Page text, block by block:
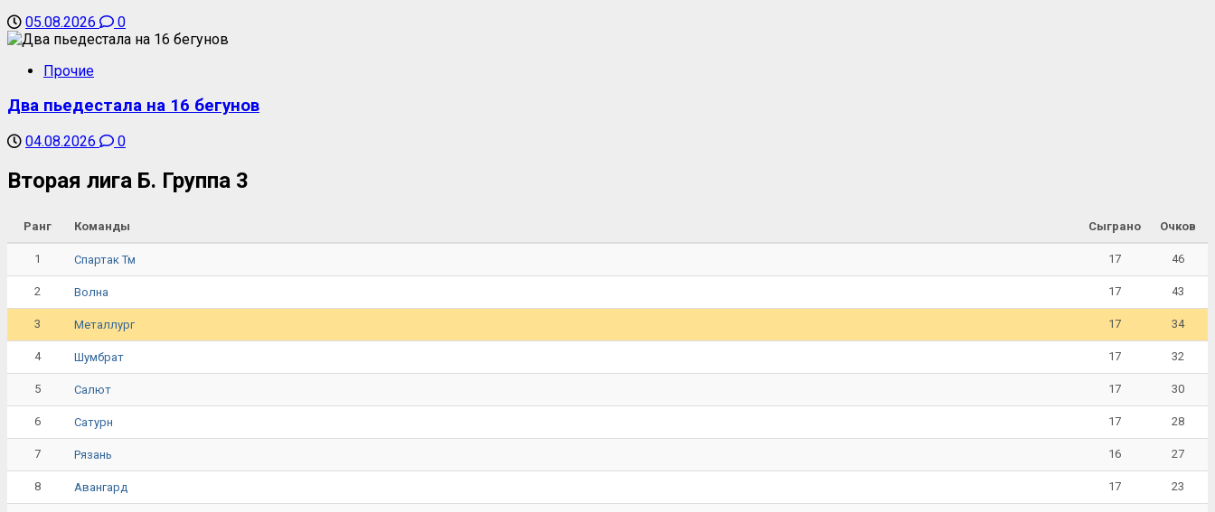
05.08.2026 0
Прочие
Два пьедестала на 16 бегунов
04.08.2026 0
Вторая лига Б. Группа 3
Ранг Команды Сыграно Очков
1 Спартак Тм 17 46
2 Волна 17 43
3 Металлург 17 34
4 Шумбрат 17 32
5 Салют 17 30
6 Сатурн 17 28
7 Рязань 16 27
8 Авангард 17 23